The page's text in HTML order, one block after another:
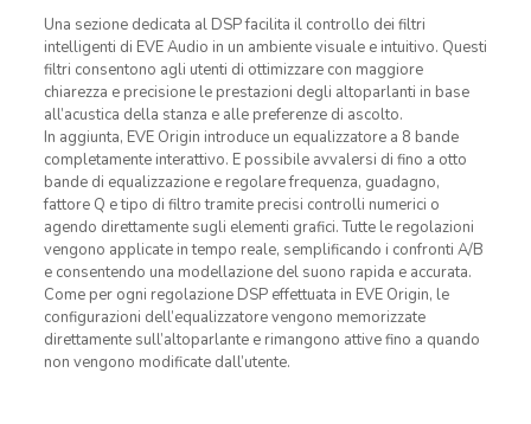
Una sezione dedicata al DSP facilita il controllo dei filtri
intelligenti di EVE Audio in un ambiente visuale e intuitivo. Questi
filtri consentono agli utenti di ottimizzare con maggiore
chiarezza e precisione le prestazioni degli altoparlanti in base
all’acustica della stanza e alle preferenze di ascolto.
In aggiunta, EVE Origin introduce un equalizzatore a 8 bande
completamente interattivo. E possibile avvalersi di fino a otto
bande di equalizzazione e regolare frequenza, guadagno,
fattore Q e tipo di filtro tramite precisi controlli numerici o
agendo direttamente sugli elementi grafici. Tutte le regolazioni
vengono applicate in tempo reale, semplificando i confronti A/B
e consentendo una modellazione del suono rapida e accurata.
Come per ogni regolazione DSP effettuata in EVE Origin, le
configurazioni dell’equalizzatore vengono memorizzate
direttamente sull’altoparlante e rimangono attive fino a quando
non vengono modificate dall’utente.